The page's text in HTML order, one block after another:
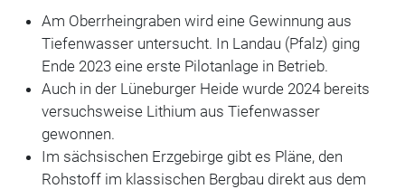
Am Oberrheingraben wird eine Gewinnung aus
Tiefenwasser untersucht. In Landau (Pfalz) ging
Ende 2023 eine erste Pilotanlage in Betrieb.
Auch in der Lüneburger Heide wurde 2024 bereits
versuchsweise Lithium aus Tiefenwasser
gewonnen.
Im sächsischen Erzgebirge gibt es Pläne, den
Rohstoff im klassischen Bergbau direkt aus dem